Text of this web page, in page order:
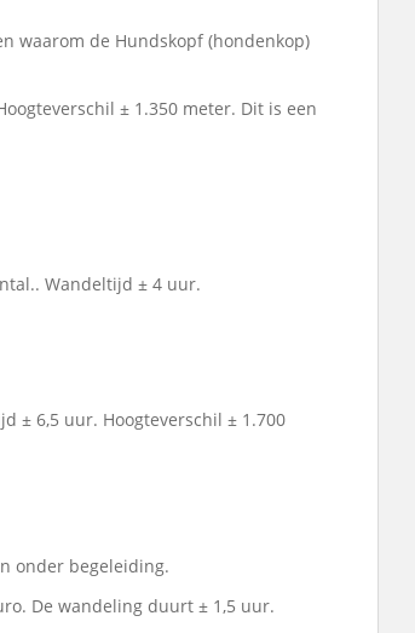
waarom de Hundskopf (hondenkop)
± 1.350 meter. Dit is een
Wandeltijd ± 4 uur.
± 6,5 uur. Hoogteverschil ± 1.700
onder begeleiding.
De wandeling duurt ± 1,5 uur.